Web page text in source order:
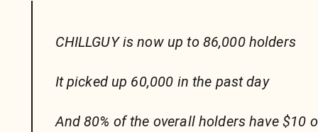
CHILLGUY is now up to 86,000 holders
It picked up 60,000 in the past day
And 80% of the overall holders have $10